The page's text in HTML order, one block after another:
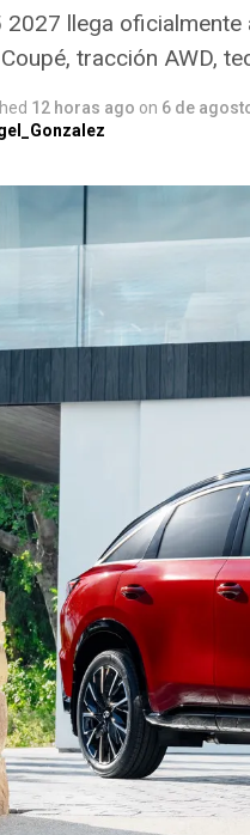
2027 llega
tracción AWD,
12 horas ago on 6 de